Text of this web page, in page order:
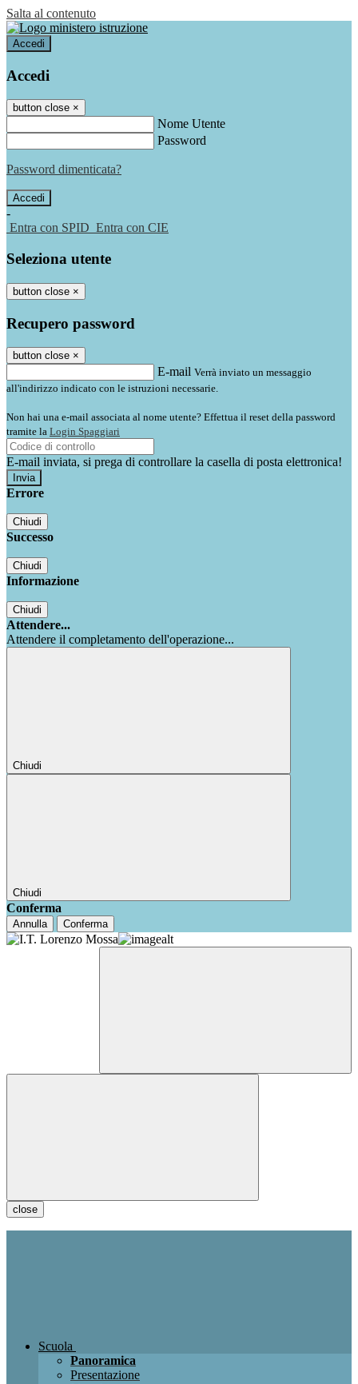
Salta al contenuto
Accedi
Accedi
button close ×
Nome Utente
Password
Password dimenticata?
-
Entra con SPID Entra con CIE
Seleziona utente
button close ×
Recupero password
button close ×
E-mail Verrà inviato un messaggio
all'indirizzo indicato con le istruzioni necessarie.
Non hai una e-mail associata al nome utente? Effettua il reset della password
tramite la Login Spaggiari
E-mail inviata, si prega di controllare la casella di posta elettronica!
Errore
Chiudi
Successo
Chiudi
Informazione
Chiudi
Attendere...
Attendere il completamento dell'operazione...
Chiudi
Chiudi
Conferma
Annulla Conferma
close
Scuola
Panoramica
Presentazione